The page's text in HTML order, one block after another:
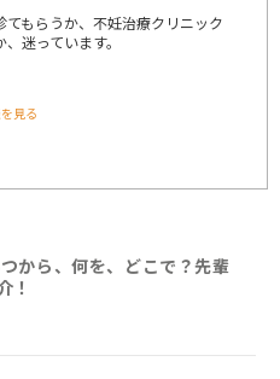
もらうか、不妊治療クリニック
迷っています。
見る
から、何を、どこで？先輩
！